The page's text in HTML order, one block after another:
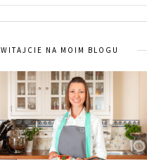
WITAJCIE NA MOIM BLOGU